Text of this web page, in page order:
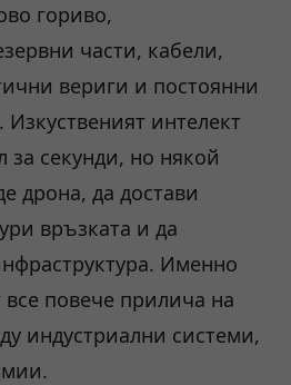
гориво,
части, кабели,
вериги и постоянни
интелект
за секунди, но някой
дрона, да достави
връзката и да
Именно
повече прилича на
индустриални системи,